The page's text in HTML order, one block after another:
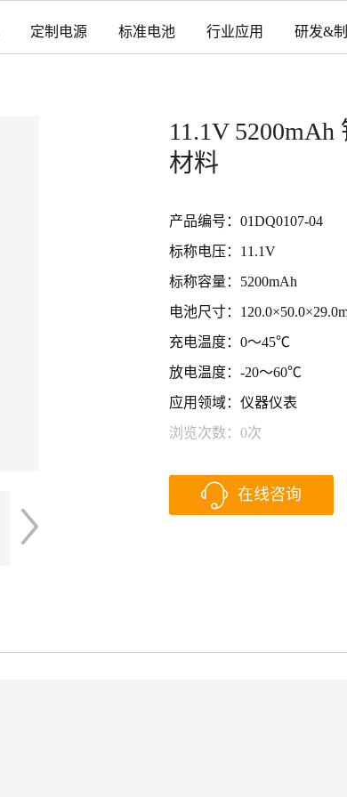
定制电源 标准电池 行业应用 研发&
11.1V
材料
产品编号：01DQ0107-04
标称电压：11.1V
标称容量：5200mAh
电池尺寸：
充电温度：0～45℃
放电温度：-20～60℃
应用领域：仪器仪表
浏览次数： 0次
在线咨询